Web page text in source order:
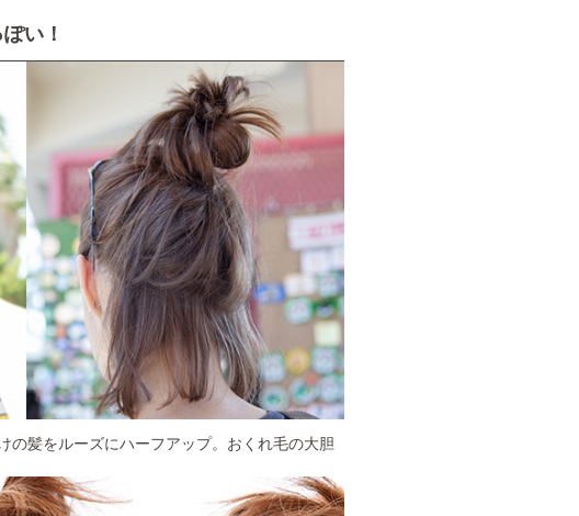
い！
の髪をルーズにハーフアップ。おくれ毛の大胆